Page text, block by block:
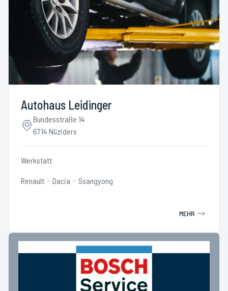
Autohaus Leidinger
Bundesstraße 14
6714 Nüziders
Werkstatt
Renault Dacia Ssangyong
MEHR